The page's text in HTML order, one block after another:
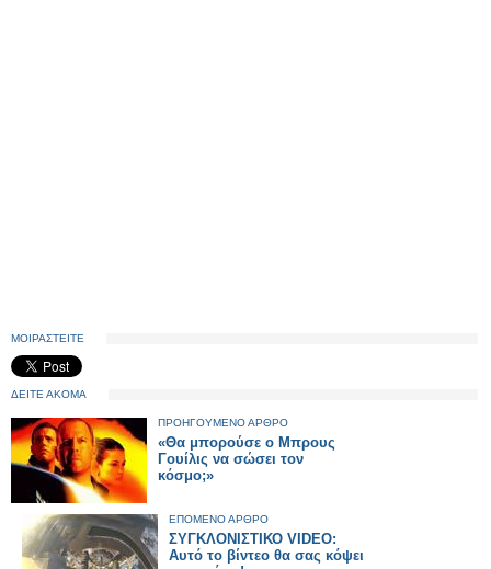
ΜΟΙΡΑΣΤΕΙΤΕ
ΔΕΙΤΕ ΑΚΟΜΑ
ΠΡΟΗΓΟΥΜΕΝΟ ΑΡΘΡΟ
«Θα μπορούσε ο Μπρους
Γουίλις να σώσει τον
κόσμο;»
ΕΠΟΜΕΝΟ ΑΡΘΡΟ
ΣΥΓΚΛΟΝΙΣΤΙΚΟ VIDEO:
Αυτό το βίντεο θα σας κόψει